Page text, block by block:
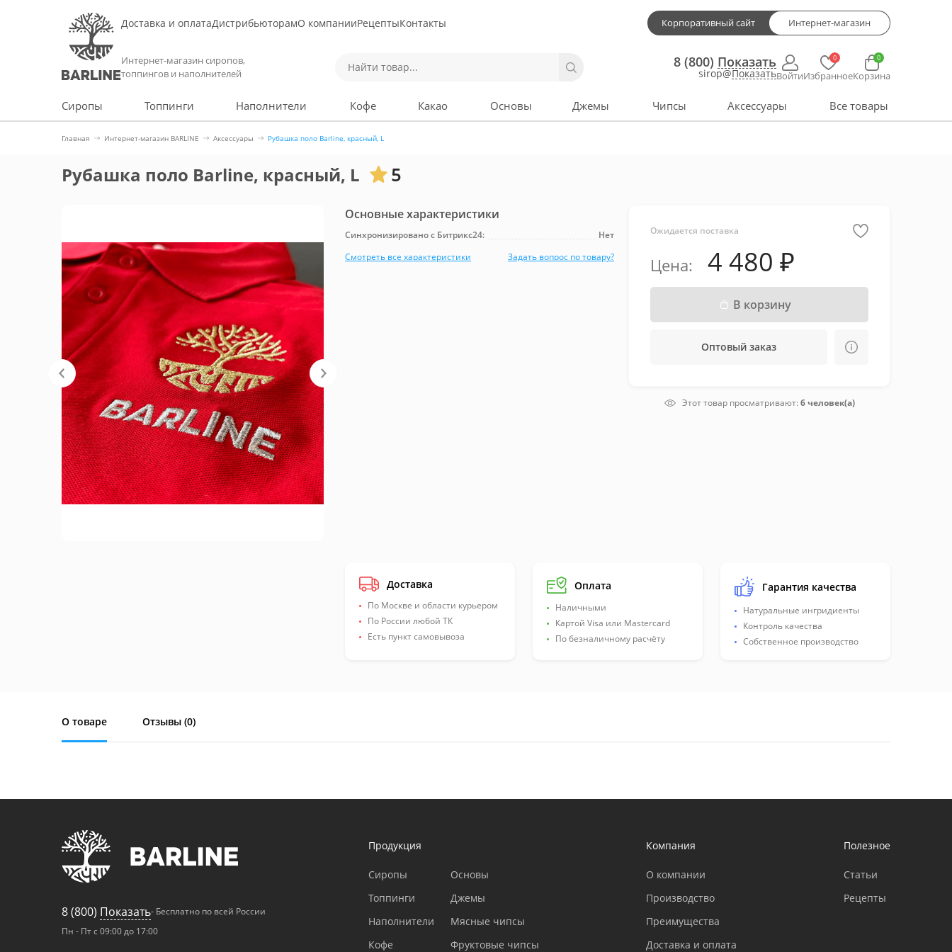
Доставка и оплатаДистрибьюторамО компанииРецептыКонтакты Корпоративный сайт Интернет-магазин
Интернет-магазин сиропов,
топпингов и наполнителей
8 (800) Показать
sirop@ПоказатьВойти
0
Избранное
0
Корзина
Сиропы Топпинги Наполнители Кофе Какао Основы Джемы Чипсы Аксессуары Все товары
Главная Интернет-магазин BARLINE Аксессуары Рубашка поло Barline, красный, L
Рубашка поло Barline, красный, L 5
Основные характеристики
Синхронизировано с Битрикс24:
Нет
Смотреть все характеристики
Задать вопрос по товару?
Ожидается поставка
Цена: 4 480
В корзину
Оптовый заказ
Этот товар просматривают: 6 человек(а)
Доставка
По Москве и области курьером
По России любой ТК
Есть пункт самовывоза
Оплата
Наличными
Картой Visa или Mastercard
По безналичному расчёту
Гарантия качества
Натуральные ингридиенты
Контроль качества
Собственное производство
О товаре Отзывы (0)
8 (800) Показать- Бесплатно по всей России
Пн - Пт с 09:00 до 17:00
Продукция
Сиропы
Топпинги
Наполнители
Кофе
Основы
Джемы
Мясные чипсы
Фруктовые чипсы
Компания
О компании
Производство
Преимущества
Доставка и оплата
Полезное
Статьи
Рецепты